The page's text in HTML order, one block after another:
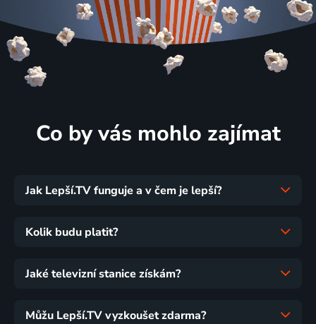
Co by vás mohlo zajímat
Jak Lepší.TV funguje a v čem je lepší?
Kolik budu platit?
Jaké televizní stanice získám?
Můžu Lepší.TV vyzkoušet zdarma?